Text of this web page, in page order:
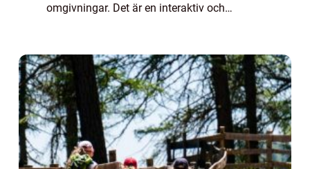
omgivningar. Det är en interaktiv och
gåtor fö...